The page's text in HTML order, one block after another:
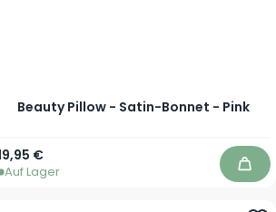
Beauty Pillow - Satin-Bonnet - Pink
€
Auf Lager In